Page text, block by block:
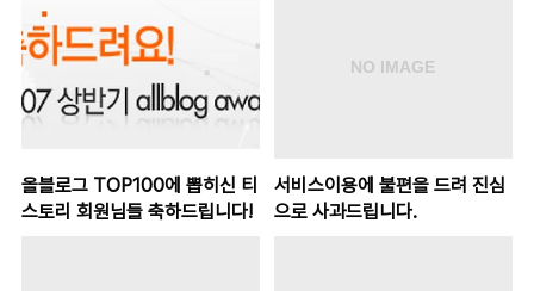
올블로그 TOP100에 뽑히신 티
스토리 회원님들 축하드립니다!
서비스이용에 불편을 드려 진심
으로 사과드립니다.